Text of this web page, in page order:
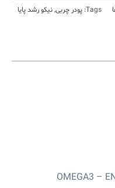
Tags: پودر چربی,نیکو رشد پایا
OMEGA3 –